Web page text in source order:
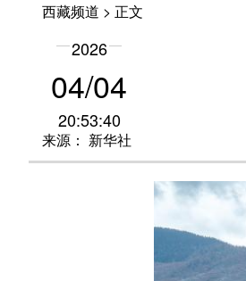
西藏频道 > 正文
2026
04/04
20:53:40
来源： 新华社